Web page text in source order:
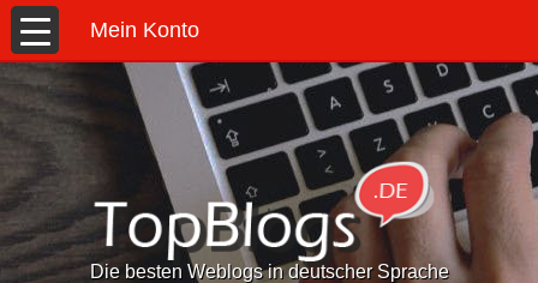
Mein Konto
Die besten Weblogs in deutscher Sprache